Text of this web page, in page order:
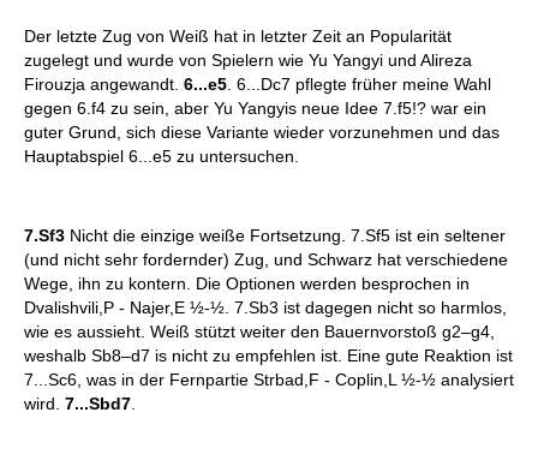
Der letzte Zug von Weiß hat in letzter Zeit an Popularität
zugelegt und wurde von Spielern wie Yu Yangyi und Alireza
Firouzja angewandt. 6...e5 6...Dc7 pflegte früher meine Wahl
gegen 6.f4 zu sein, aber Yu Yangyis neue Idee 7.f5!? war ein
guter Grund, sich diese Variante wieder vorzunehmen und das
Hauptabspiel 6...e5 zu untersuchen.
7.Sf3 Nicht die einzige weiße Fortsetzung. 7.Sf5 ist ein seltener
(und nicht sehr fordernder) Zug, und Schwarz hat verschiedene
Wege, ihn zu kontern. Die Optionen werden besprochen in
Dvalishvili,P - Najer,E ½-½. 7.Sb3 ist dagegen nicht so harmlos,
wie es aussieht. Weiß stützt weiter den Bauernvorstoß g2–g4,
weshalb Sb8–d7 is nicht zu empfehlen ist. Eine gute Reaktion ist
7...Sc6, was in der Fernpartie Strbad,F - Coplin,L ½-½ analysiert
wird. 7...Sbd7